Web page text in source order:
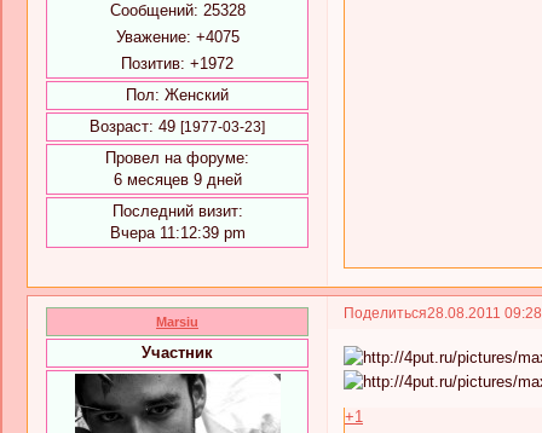
Сообщений: 25328
Уважение: +4075
Позитив: +1972
Пол: Женский
Возраст: 49 [1977-03-23]
Провел на форуме:
6 месяцев 9 дней
Последний визит:
Вчера 11:12:39 pm
Поделиться28.08.2011
Marsiu
Участник
+1